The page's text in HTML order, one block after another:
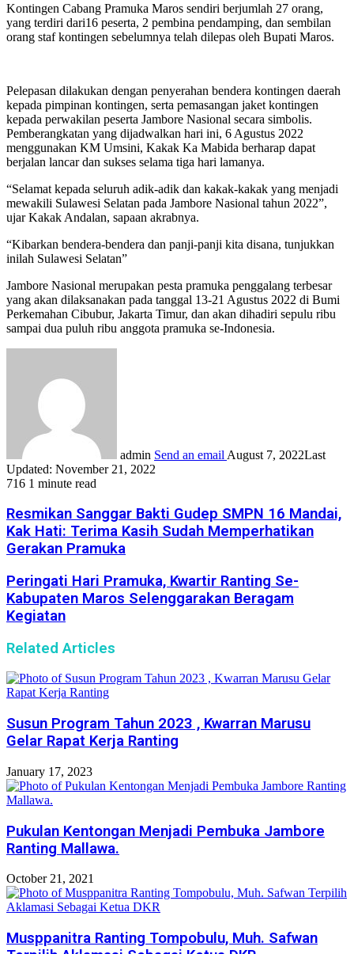
Kontingen Cabang Pramuka Maros sendiri berjumlah 27 orang,
yang terdiri dari16 peserta, 2 pembina pendamping, dan sembilan
orang staf kontingen sebelumnya telah dilepas oleh Bupati Maros.
Pelepasan dilakukan dengan penyerahan bendera kontingen daerah
kepada pimpinan kontingen, serta pemasangan jaket kontingen
kepada perwakilan peserta Jambore Nasional secara simbolis.
Pemberangkatan yang dijadwalkan hari ini, 6 Agustus 2022
menggunakan KM Umsini, Kakak Ka Mabida berharap dapat
berjalan lancar dan sukses selama tiga hari lamanya.
“Selamat kepada seluruh adik-adik dan kakak-kakak yang menjadi
mewakili Sulawesi Selatan pada Jambore Nasional tahun 2022”,
ujar Kakak Andalan, sapaan akrabnya.
“Kibarkan bendera-bendera dan panji-panji kita disana, tunjukkan
inilah Sulawesi Selatan”
Jambore Nasional merupakan pesta pramuka penggalang terbesar
yang akan dilaksanakan pada tanggal 13-21 Agustus 2022 di Bumi
Perkemahan Cibubur, Jakarta Timur, dan akan dihadiri sepulu ribu
sampai dua puluh ribu anggota pramuka se-Indonesia.
admin Send an email August 7, 2022Last
Updated: November 21, 2022
716 1 minute read
Resmikan Sanggar Bakti Gudep SMPN 16 Mandai,
Kak Hati: Terima Kasih Sudah Memperhatikan
Gerakan Pramuka
Peringati Hari Pramuka, Kwartir Ranting Se-
Kabupaten Maros Selenggarakan Beragam
Kegiatan
Related Articles
Susun Program Tahun 2023 , Kwarran Marusu
Gelar Rapat Kerja Ranting
January 17, 2023
Pukulan Kentongan Menjadi Pembuka Jambore
Ranting Mallawa.
October 21, 2021
Musppanitra Ranting Tompobulu, Muh. Safwan